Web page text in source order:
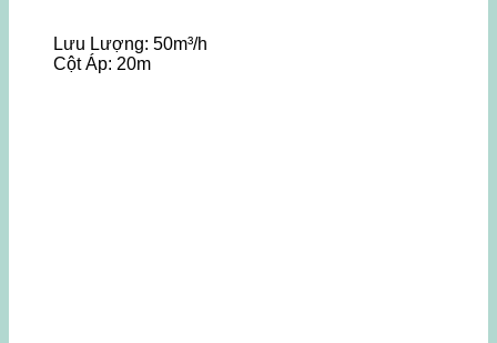
Lưu Lượng: 50m³/h
Cột Áp: 20m